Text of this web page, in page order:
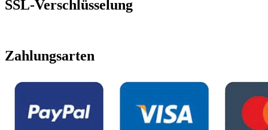
SSL-Verschlüsselung
Zahlungsarten